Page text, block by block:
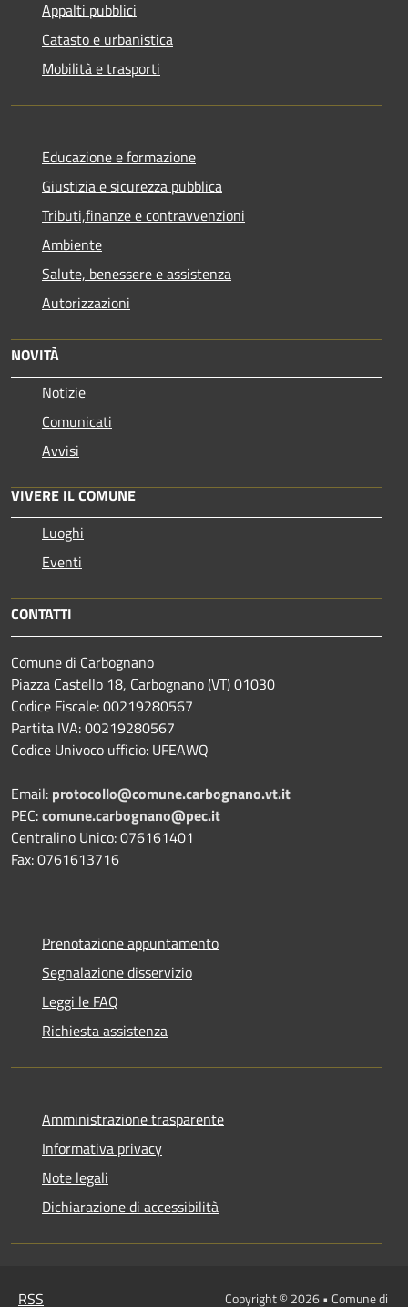
Appalti pubblici
Catasto e urbanistica
Mobilità e trasporti
Educazione e formazione
Giustizia e sicurezza pubblica
Tributi,finanze e contravvenzioni
Ambiente
Salute, benessere e assistenza
Autorizzazioni
NOVITÀ
Notizie
Comunicati
Avvisi
VIVERE IL COMUNE
Luoghi
Eventi
CONTATTI
Comune di Carbognano
Piazza Castello 18, Carbognano (VT) 01030
Codice Fiscale: 00219280567
Partita IVA: 00219280567
Codice Univoco ufficio: UFEAWQ
Email: protocollo@comune.carbognano.vt.it
PEC:comune.carbognano@pec.it
Centralino Unico: 076161401
Fax: 0761613716
Prenotazione appuntamento
Segnalazione disservizio
Leggi le FAQ
Richiesta assistenza
Amministrazione trasparente
Informativa privacy
Note legali
Dichiarazione di accessibilità
RSS Copyright © 2026 • Comune di